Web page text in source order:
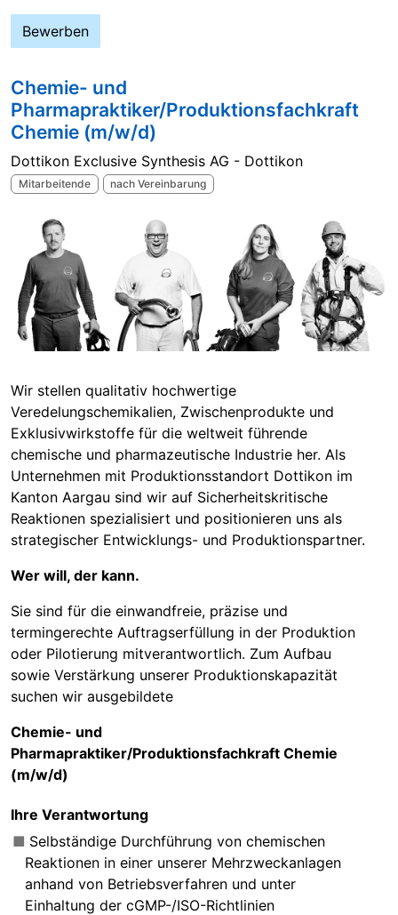
Bewerben
Chemie- und
Pharmapraktiker/Produktionsfachkraft
Chemie (m/w/d)
Dottikon Exclusive Synthesis AG - Dottikon
Mitarbeitende nach Vereinbarung
Wir stellen qualitativ hochwertige
Veredelungschemikalien, Zwischenprodukte und
Exklusivwirkstoffe für die weltweit führende
chemische und pharmazeutische Industrie her. Als
Unternehmen mit Produktionsstandort Dottikon im
Kanton Aargau sind wir auf Sicherheitskritische
Reaktionen spezialisiert und positionieren uns als
strategischer Entwicklungs- und Produktionspartner.
Wer will, der kann.
Sie sind für die einwandfreie, präzise und
termingerechte Auftragserfüllung in der Produktion
oder Pilotierung mitverantwortlich. Zum Aufbau
sowie Verstärkung unserer Produktionskapazität
suchen wir ausgebildete
Chemie- und
Pharmapraktiker/Produktionsfachkraft Chemie
(m/w/d)
Ihre Verantwortung
Selbständige Durchführung von chemischen
Reaktionen in einer unserer Mehrzweckanlagen
anhand von Betriebsverfahren und unter
Einhaltung der cGMP-/ISO-Richtlinien